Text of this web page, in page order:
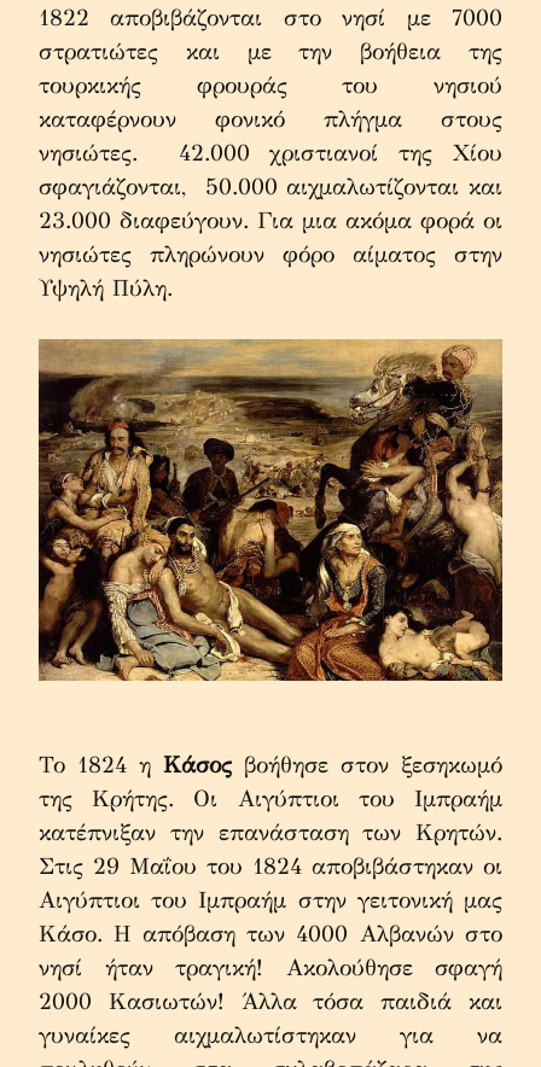
1822 αποβιβάζονται στο νησί με 7000
στρατιώτες και με την βοήθεια της
τουρκικής φρουράς του νησιού
καταφέρνουν φονικό πλήγμα στους
νησιώτες.  42.000 χριστιανοί της Χίου
σφαγιάζονται,  50.000 αιχμαλωτίζονται και
23.000 διαφεύγουν. Για μια ακόμα φορά οι
νησιώτες πληρώνουν φόρο αίματος στην
Υψηλή Πύλη.
Το 1824 η Κάσος βοήθησε στον ξεσηκωμό
της Κρήτης. Οι Αιγύπτιοι του Ιμπραήμ
κατέπνιξαν την επανάσταση των Κρητών.
Στις 29 Μαΐου του 1824 αποβιβάστηκαν οι
Αιγύπτιοι του Ιμπραήμ στην γειτονική μας
Κάσο. Η απόβαση των 4000 Αλβανών στο
νησί ήταν τραγική! Ακολούθησε σφαγή
2000 Κασιωτών! Άλλα τόσα παιδιά και
γυναίκες αιχμαλωτίστηκαν για να